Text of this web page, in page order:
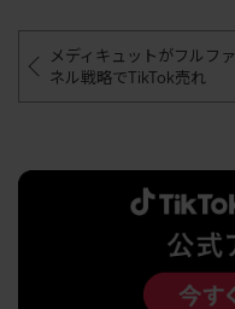
メディキュットがフルファ
ネル戦略でTikTok売れ